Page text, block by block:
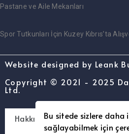
Bu sitede sizlere daha
sağlayabilmek için
Pastane ve Aile Mekanları
Spor Tutkunları İçin Kuzey Kıbrıs’ta
Website designed by Leank
Copyright © 2021 - 2025
Ltd.
Hakkımızda –